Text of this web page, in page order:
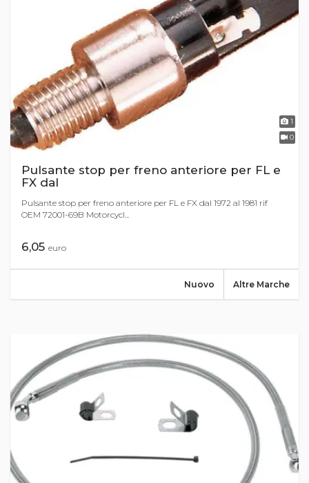
1
0
Pulsante stop per freno anteriore per FL e
FX dal
Pulsante stop per freno anteriore per FL e FX dal 1972 al 1981 rif
OEM 72001-69B Motorcycl...
6,05 euro
Altre Marche
Nuovo